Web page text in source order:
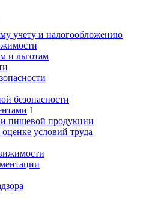
учету и налогообложению
и льготам
безопасности
1
пищевой продукции
условий труда